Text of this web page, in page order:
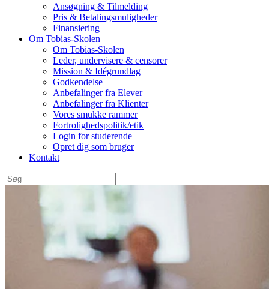
Ansøgning & Tilmelding
Pris & Betalingsmuligheder
Finansiering
Om Tobias-Skolen
Om Tobias-Skolen
Leder, undervisere & censorer
Mission & Idégrundlag
Godkendelse
Anbefalinger fra Elever
Anbefalinger fra Klienter
Vores smukke rammer
Fortrolighedspolitik/etik
Login for studerende
Opret dig som bruger
Kontakt